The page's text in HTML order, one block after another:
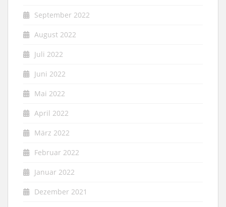
September 2022
August 2022
Juli 2022
Juni 2022
Mai 2022
April 2022
März 2022
Februar 2022
Januar 2022
Dezember 2021